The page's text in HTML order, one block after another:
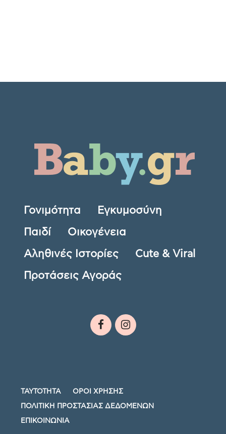
Γονιμότητα Εγκυμοσύνη
Παιδί Οικογένεια
Αληθινές Ιστορίες Cute & Viral
Προτάσεις Αγοράς
ΤΑΥΤΟΤΗΤΑ ΟΡΟΙ ΧΡΗΣΗΣ
ΠΟΛΙΤΙΚΗ ΠΡΟΣΤΑΣΙΑΣ ΔΕΔΟΜΕΝΩΝ
ΕΠΙΚΟΙΝΩΝΙΑ